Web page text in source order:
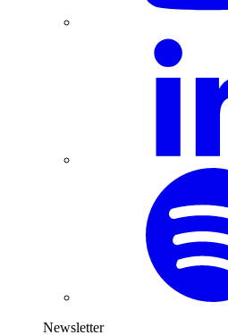
Newsletter